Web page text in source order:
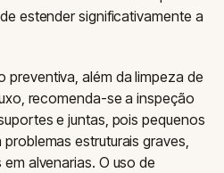
estender significativamente a
preventiva, além da limpeza de
recomenda-se a inspeção
e juntas, pois pequenos
estruturais graves,
alvenarias. O uso de